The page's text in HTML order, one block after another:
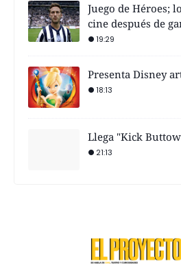
Juego de Héroes;
cine después de
19:29
Presenta Disney
18:13
Llega "Kick
21:13